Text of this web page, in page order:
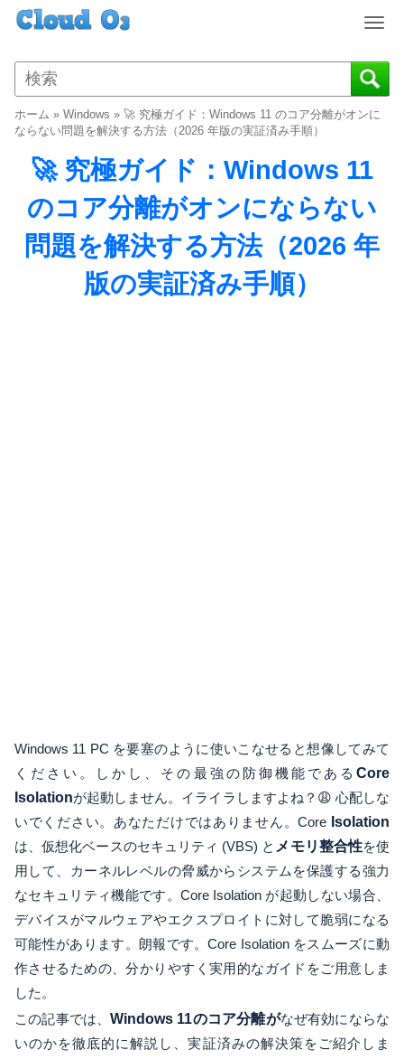
T
g
g
e
i
a
ホーム » Windows » 🚀 究極ガイド：Windows 11 のコア分離がオンに
ならない問題を解決する方法（2026 年版の実証済み手順）
🚀 究極ガイド：Windows 11
のコア分離がオンにならない
問題を解決する方法（2026 年
版の実証済み手順）
Windows 11 PC を要塞のように使いこなせると想像してみて
ください。しかし、その最強の防御機能である Core
Isolationが起動しません。イライラしますよね？😩 心配しな
いでください。あなただけではありません。Core Isolation
は、仮想化ベースのセキュリティ (VBS) と メモリ整合性を使
用して、カーネルレベルの脅威からシステムを保護する強力
なセキュリティ機能です。Core Isolation が起動しない場合、
デバイスがマルウェアやエクスプロイトに対して脆弱になる
可能性があります。朗報です。Core Isolation をスムーズに動
作させるための、分かりやすく実用的なガイドをご用意しま
した。
この記事では、Windows 11のコア分離がなぜ有効にならな
いのかを徹底的に解説し、実証済みの解決策をご紹介しま